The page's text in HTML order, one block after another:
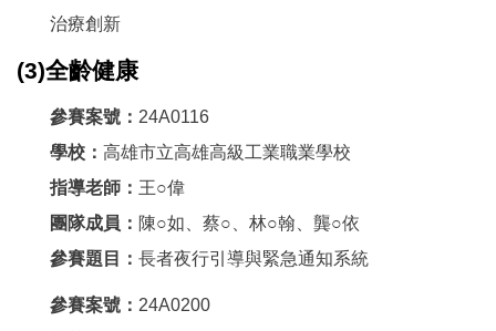
治療創新
(3)全齡健康
參賽案號： 24A0116
學校： 高雄市立高雄高級工業職業學校
指導老師： 王○偉
團隊成員： 陳○如、蔡○、林○翰、龔○依
參賽題目： 長者夜行引導與緊急通知系統
參賽案號： 24A0200